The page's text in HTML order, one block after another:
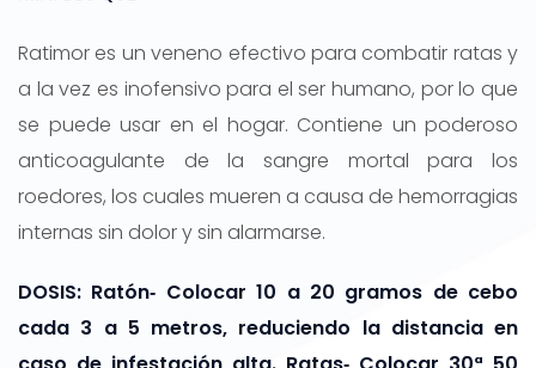
Ratimor es un veneno efectivo para combatir ratas y
a la vez es inofensivo para el ser humano, por lo que
se puede usar en el hogar. Contiene un poderoso
anticoagulante de la sangre mortal para los
roedores, los cuales mueren a causa de hemorragias
internas sin dolor y sin alarmarse.
DOSIS: Ratón‐ Colocar 10 a 20 gramos de cebo
cada 3 a 5 metros, reduciendo la distancia en